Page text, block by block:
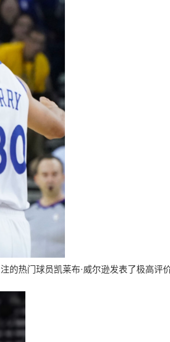
的热门球员凯莱布·威尔逊发表了极高评